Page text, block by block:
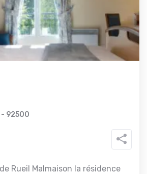
- 92500
Rueil Malmaison la résidence